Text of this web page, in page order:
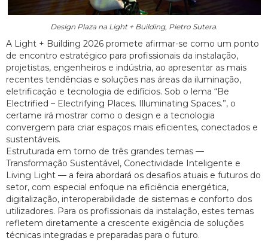
Design Plaza na Light + Building, Pietro Sutera.
A Light + Building 2026 promete afirmar-se como um ponto
de encontro estratégico para profissionais da instalação,
projetistas, engenheiros e indústria, ao apresentar as mais
recentes tendências e soluções nas áreas da iluminação,
eletrificação e tecnologia de edifícios. Sob o lema “Be
Electrified – Electrifying Places. Illuminating Spaces.”, o
certame irá mostrar como o design e a tecnologia
convergem para criar espaços mais eficientes, conectados e
sustentáveis.
Estruturada em torno de três grandes temas —
Transformação Sustentável, Conectividade Inteligente e
Living Light — a feira abordará os desafios atuais e futuros do
setor, com especial enfoque na eficiência energética,
digitalização, interoperabilidade de sistemas e conforto dos
utilizadores. Para os profissionais da instalação, estes temas
refletem diretamente a crescente exigência de soluções
técnicas integradas e preparadas para o futuro.